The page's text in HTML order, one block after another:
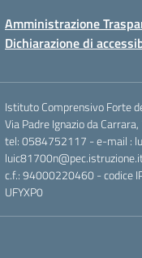
Amministrazione
Dichiarazione di
Istituto Comprensivo Forte
Via Padre Ignazio da
tel: 0584752117 - e-mail :
c.f.: 94000220460 - codice
UFYXP0